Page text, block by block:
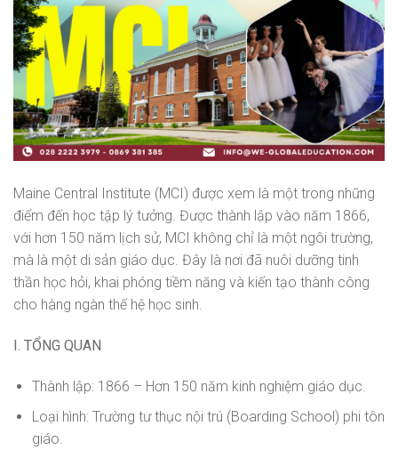
Maine Central Institute (MCI) được xem là một trong những
điểm đến học tập lý tưởng. Được thành lập vào năm 1866,
với hơn 150 năm lịch sử, MCI không chỉ là một ngôi trường,
mà là một di sản giáo dục. Đây là nơi đã nuôi dưỡng tinh
thần học hỏi, khai phóng tiềm năng và kiến tạo thành công
cho hàng ngàn thế hệ học sinh.
I. TỔNG QUAN
Thành lập: 1866 – Hơn 150 năm kinh nghiệm giáo dục.
Loại hình: Trường tư thục nội trú (Boarding School) phi tôn
giáo.